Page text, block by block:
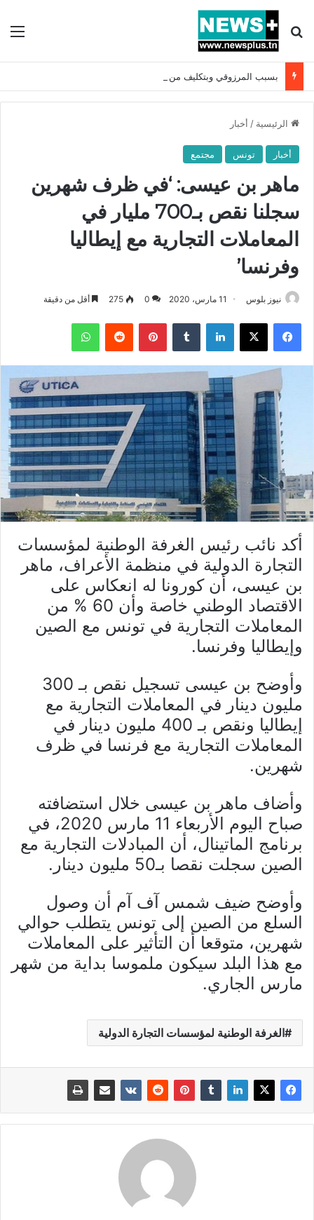
بحث عن
الرئيسية / أخبار
أخبار تونس مجتمع
ماهر بن عيسى: ‘في ظرف شهرين
سجلنا نقص بـ700 مليار في
المعاملات التجارية مع إيطاليا
وفرنسا’
نيوز بلوس 11 مارس، 2020 0
275 أقل من دقيقة
فيسبوك X لينكدإن بينتيريست واتساب
أكد نائب رئيس الغرفة الوطنية لمؤسسات
التجارة الدولية في منظمة الأعراف، ماهر
بن عيسى، أن كورونا له انعكاس على
الاقتصاد الوطني خاصة وأن 60 % من
المعاملات التجارية في تونس مع الصين
وإيطاليا وفرنسا.
وأوضح بن عيسى تسجيل نقص بـ 300
مليون دينار في المعاملات التجارية مع
إيطاليا ونقص بـ 400 مليون دينار في
المعاملات التجارية مع فرنسا في ظرف
شهرين.
وأضاف ماهر بن عيسى خلال استضافته
صباح اليوم الأربعاء 11 مارس 2020، في
برنامج الماتينال، أن المبادلات التجارية مع
الصين سجلت نقصا بـ50 مليون دينار.
وأوضح ضيف شمس آف آم أن وصول
السلع من الصين إلى تونس يتطلب حوالي
شهرين، متوقعا أن التأثير على المعاملات
مع هذا البلد سيكون ملموسا بداية من شهر
مارس الجاري.
الغرفة الوطنية لمؤسسات التجارة الدولية